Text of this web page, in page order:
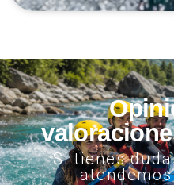
Si tienes